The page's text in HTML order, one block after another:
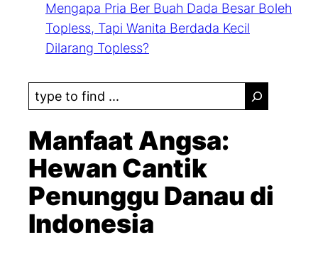
Mengapa Pria Ber Buah Dada Besar Boleh
Topless, Tapi Wanita Berdada Kecil
Dilarang Topless?
S
e
a
r
c
h
Manfaat Angsa:
Hewan Cantik
Penunggu Danau di
Indonesia